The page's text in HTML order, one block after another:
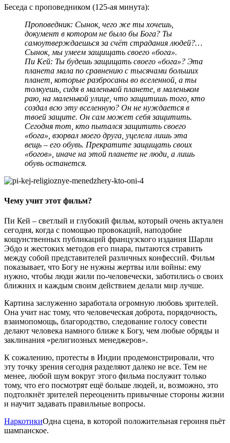
Беседа с проповедником (125-ая минута):
Проповедник: Сынок, чего же ты хочешь,
документ в котором не было бы Бога? Ты
самоутверждаешься за счёт страдания людей?…
Сынок, мы умеем защищать своего «бога».
Пи Кей: Ты будешь защищать своего «бога»? Эта
планета мала по сравнению с тысячами больших
планет, которые разбросаны во вселенной, а ты
толкуешь, сидя в маленькой планете, в маленьком
раю, на маленькой улице, что защитишь того, кто
создал всю эту вселенную? Он не нуждается в
твоей защите. Он сам может себя защитить.
Сегодня тот, кто пытался защитить своего
«бога», взорвал моего друга, уцелела лишь эта
вещь – его обувь. Прекратите защищать своих
«богов», иначе на этой планете не люди, а лишь
обувь останется.
Чему учит этот фильм?
Пи Кей – светлый и глубокий фильм, который очень актуален
сегодня, когда с помощью провокаций, наподобие
кощунственных публикаций французского издания Шарли
Эбдо и жестоких методов его пиара, пытаются стравить
между собой представителей различных конфессий. Фильм
показывает, что Богу не нужны жертвы или войны: ему
нужно, чтобы люди жили по-человечески, заботились о своих
ближних и каждым своим действием делали мир лучше.
Картина заслуженно заработала огромную любовь зрителей.
Она учит нас тому, что человеческая доброта, порядочность,
взаимопомощь, благородство, следование голосу совести
делают человека намного ближе к Богу, чем любые обряды и
заклинания «религиозных менеджеров».
К сожалению, протесты в Индии продемонстрировали, что
эту точку зрения сегодня разделяют далеко не все. Тем не
менее, любой шум вокруг этого фильма послужит только
тому, что его посмотрят ещё больше людей, и, возможно, это
подтолкнёт зрителей переоценить привычные стороны жизни
и научит задавать правильные вопросы.
НаркотикиОдна сцена, в которой положительная героиня пьёт
шампанское.